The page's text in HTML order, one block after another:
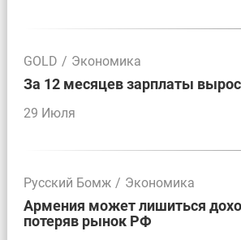
GOLD / Экономика
За 12 месяцев зарплаты
29 Июля
Русский Бомж / Экономика
Армения может лишиться
потеряв рынок РФ